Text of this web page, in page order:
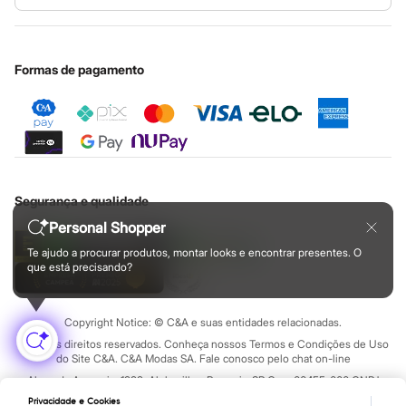
Sandálias
Sapatos
Scarpin
Tamancos
Tênis
Sandálias
Sapatênis
Sapatos
Tênis
Menina
Babuche
Botas
Chinelos
Pantufas
Sandálias
Sapatilhas
Tênis
Menino
Personal Shopper
Te ajudo a procurar produtos, montar looks e encontrar presentes. O
que está precisando?
Configuração de cookies
Cupons de desconto
Sobre o cartão presente
Nossas lojas
Central de ética
Especial Dia dos Pais
Formas de pagamento
Segurança e qualidade
Copyright Notice: © C&A e suas entidades relacionadas.
Todos os direitos reservados. Conheça nossos Termos e Condições de Uso
do Site C&A. C&A Modas SA. Fale conosco pelo chat on-line
Alameda Araguaia, 1222, Alphaville - Barueri - SP Cep: 06455-000 CNPJ
Privacidade e Cookies